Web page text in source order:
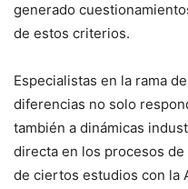
generado
de estos criterios.
Especialistas en la rama
diferencias no solo
también a dinámicas
directa en los procesos
de ciertos estudios con la